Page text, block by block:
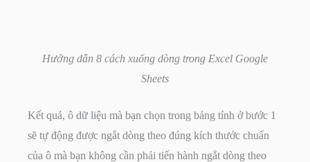
Hướng dẫn 8 cách xuống dòng trong Excel Google
Sheets
Kết quả, ô dữ liệu mà bạn chọn trong bảng tính ở bước 1
sẽ tự động được ngắt dòng theo đúng kích thước chuẩn
của ô mà bạn không cần phải tiến hành ngắt dòng theo